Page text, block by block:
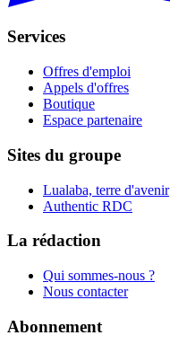
Services
Offres d'emploi
Appels d'offres
Boutique
Espace partenaire
Sites du groupe
Lualaba, terre d'avenir
Authentic RDC
La rédaction
Qui sommes-nous ?
Nous contacter
Abonnement